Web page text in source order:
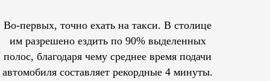
Во-первых, точно ехать на такси. В столице
им разрешеноездить по 90% выделенных
полос, благодаря чему среднее время подачи
автомобиля составляет рекордные 4 минуты.